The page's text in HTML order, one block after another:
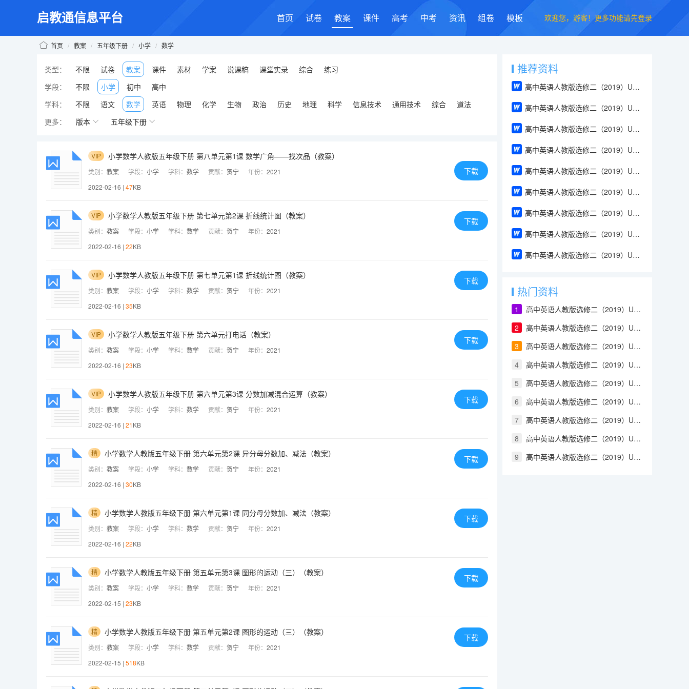
启教通信息平台 欢迎您，游客！更多功能请先登录
首页 试卷 教案 课件 高考 中考 资讯 组卷 模板
首页 / 教案 / 五年级下册 / 小学 / 数学
类型： 不限 试卷 教案 课件 素材 学案 说课稿 课堂实录 综合
练习
学段：
不限 小学 初中
高中
学科：
不限 语文 数学 英语 物理 化学 生物 政治 历史 地理 科学 信息技术 通用技术 综合
道法
更多：
版本 五年级下册
VIP 小学数学人教版五年级下册 第八单元第1课 数学广角——找次品（教案）
类别： 教案 学段： 小学 学科： 数学 贡献： 贺宁 年份： 2021
2022-02-16 | 47KB
下载
VIP 小学数学人教版五年级下册 第七单元第2课 折线统计图（教案）
类别： 教案 学段： 小学 学科： 数学 贡献： 贺宁 年份： 2021
2022-02-16 | 22KB
下载
VIP 小学数学人教版五年级下册 第七单元第1课 折线统计图（教案）
类别： 教案 学段： 小学 学科： 数学 贡献： 贺宁 年份： 2021
2022-02-16 | 35KB
下载
VIP 小学数学人教版五年级下册 第六单元打电话（教案）
类别： 教案 学段： 小学 学科： 数学 贡献： 贺宁 年份： 2021
2022-02-16 | 23KB
下载
VIP 小学数学人教版五年级下册 第六单元第3课 分数加减混合运算（教案）
类别： 教案 学段： 小学 学科： 数学 贡献： 贺宁 年份： 2021
2022-02-16 | 21KB
下载
精 小学数学人教版五年级下册 第六单元第2课 异分母分数加、减法（教案）
类别： 教案 学段： 小学 学科： 数学 贡献： 贺宁 年份： 2021
2022-02-16 | 30KB
下载
精 小学数学人教版五年级下册 第六单元第1课 同分母分数加、减法（教案）
类别： 教案 学段： 小学 学科： 数学 贡献： 贺宁 年份： 2021
2022-02-16 | 22KB
下载
精 小学数学人教版五年级下册 第五单元第3课 图形的运动（三）（教案）
类别： 教案 学段： 小学 学科： 数学 贡献： 贺宁 年份： 2021
2022-02-15 | 23KB
下载
精 小学数学人教版五年级下册 第五单元第2课 图形的运动（三）（教案）
类别： 教案 学段： 小学 学科： 数学 贡献： 贺宁 年份： 2021
2022-02-15 | 518KB
下载
推荐资料
高中英语人教版选修二（2019）Unit 1 Build up your vocabulary（教案）
高中英语人教版选修二（2019）Unit 4 Using Language（教案）
高中英语人教版选修二（2019）Unit 2 Using Language（教案）
高中英语人教版选修二（2019）Unit 2 Reading and Thinking（教案）
高中英语人教版选修二（2019）Unit 2 Discover useful structures（教案）
高中英语人教版选修二（2019）Unit 2 Build up your vocabulary（教案）
高中英语人教版选修二（2019）Unit 2 Assessing Your Progress & Project（教案）
高中英语人教版选修二（2019）Unit 1 Using Language（教案）
高中英语人教版选修二（2019）Unit 1 Reading and Thinking（教案）
热门资料
1
高中英语人教版选修二（2019）Unit 1 Build up your vocabulary（教案）
2
高中英语人教版选修二（2019）Unit 4 Using Language（教案）
3
高中英语人教版选修二（2019）Unit 2 Using Language（教案）
4
高中英语人教版选修二（2019）Unit 2 Reading and Thinking（教案）
5
高中英语人教版选修二（2019）Unit 2 Discover useful structures（教案）
6
高中英语人教版选修二（2019）Unit 2 Build up your vocabulary（教案）
7
高中英语人教版选修二（2019）Unit 2 Assessing Your Progress & Project（教案）
8
高中英语人教版选修二（2019）Unit 1 Using Language（教案）
9
高中英语人教版选修二（2019）Unit 1 Reading and Thinking（教案）